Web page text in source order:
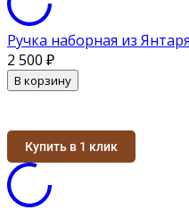
Ручка наборная из Янтаря
2 500 ₽
В корзину
Купить в 1 клик